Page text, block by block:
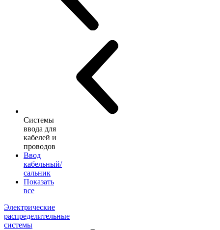
Системы
ввода для
кабелей и
проводов
Ввод
кабельный/
сальник
Показать
все
Электрические
распределительные
системы